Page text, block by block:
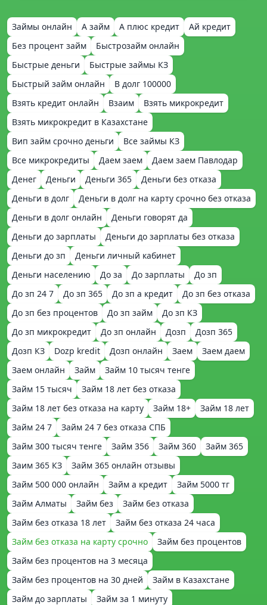
Займы онлайн А займ А плюс кредит
Ай кредит
Без процент займ
Быстрозайм онлайн
Быстрые деньги
Быстрые займы КЗ
Быстрый займ онлайн
В долг 100000
Взять кредит онлайн
Взаим
Взять микрокредит
Взять микрокредит в Казахстане
Вип займ срочно деньги
Все займы КЗ
Все микрокредиты
Даем заем
Даем заем Павлодар
Денег
Деньги Деньги 365
Деньги без отказа
Деньги в долг
Деньги в долг на карту срочно без отказа
Деньги в долг онлайн
Деньги говорят да
Деньги до зарплаты
Деньги до зарплаты без отказа
Деньги до зп
Деньги личный кабинет
Деньги населению
До за До зарплаты
До зп
До зп 24 7
До зп 365 До зп а кредит
До зп без отказа
До зп без процентов
До зп займ
До зп КЗ
До зп микрокредит
До зп онлайн Дозп
Дозп 365
Дозп КЗ
Dozp kredit Дозп онлайн Заем
Заем даем
Заем онлайн
Займ
Займ 10 тысяч тенге
Займ 15 тысяч
Займ 18 лет без отказа
Займ 18 лет без отказа на карту
Займ 18+
Займ 18 лет
Займ 24 7
Займ 24 7 без отказа СПБ
Займ 300 тысяч тенге
Займ 356 Займ 360
Займ 365
Заим 365 КЗ
Займ 365 онлайн отзывы
Займ 500 000 онлайн
Займ а кредит
Займ 5000 тг
Займ Алматы
Займ без
Займ без отказа
Займ без отказа 18 лет
Займ без отказа 24 часа
Займ без отказа на карту срочно
Займ без процентов
Займ без процентов на 3 месяца
Займ без процентов на 30 дней
Займ в Казахстане
Займ до зарплаты
Займ за 1 минуту